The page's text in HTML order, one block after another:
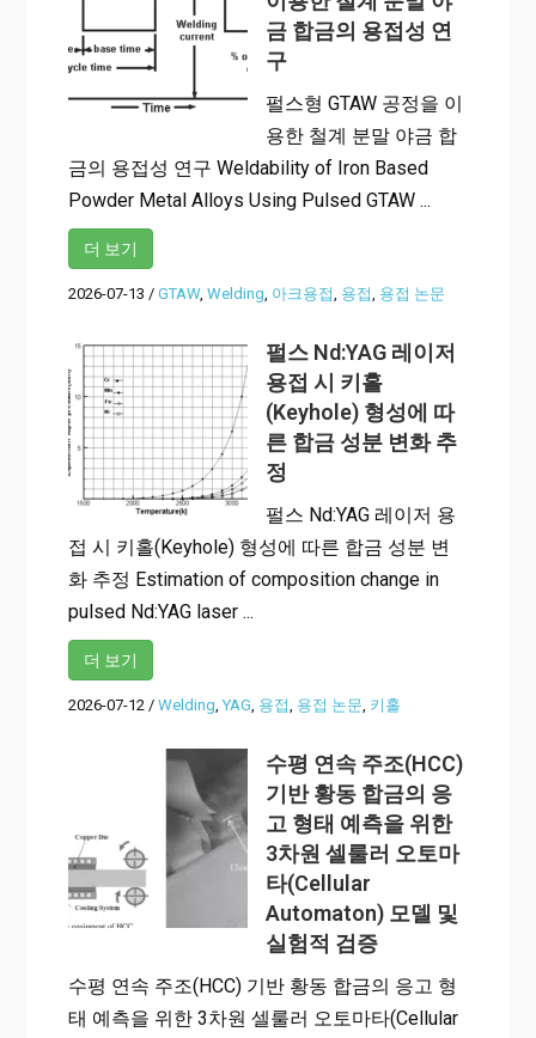
금 합금의 용접성 연
구
펄스형 GTAW 공정을 이
용한 철계 분말 야금 합
금의 용접성 연구 Weldability of Iron Based
Powder Metal Alloys Using Pulsed GTAW ...
더 보기
2026-07-13 / GTAW, Welding, 아크용접, 용접, 용접 논문
펄스 Nd:YAG 레이저
용접 시 키홀
(Keyhole) 형성에 따
른 합금 성분 변화 추
정
펄스 Nd:YAG 레이저 용
접 시 키홀(Keyhole) 형성에 따른 합금 성분 변
화 추정 Estimation of composition change in
pulsed Nd:YAG laser ...
더 보기
2026-07-12/ Welding, YAG, 용접, 용접 논문, 키홀
수평 연속 주조(HCC)
기반 황동 합금의 응
고 형태 예측을 위한
3차원 셀룰러 오토마
타(Cellular
Automaton) 모델 및
실험적 검증
수평 연속 주조(HCC) 기반 황동 합금의 응고 형
태 예측을 위한 3차원 셀룰러 오토마타(Cellular